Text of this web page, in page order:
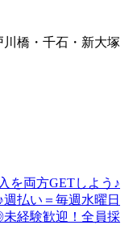
橋・千石・新大塚
を両方GETしよう♪
払い＝毎週水曜日
経験歓迎！全員採